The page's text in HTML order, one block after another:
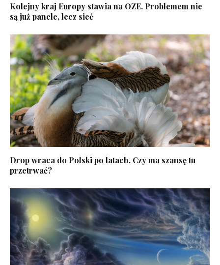
Kolejny kraj Europy stawia na OZE. Problemem nie
są już panele, lecz sieć
Drop wraca do Polski po latach. Czy ma szansę tu
przetrwać?